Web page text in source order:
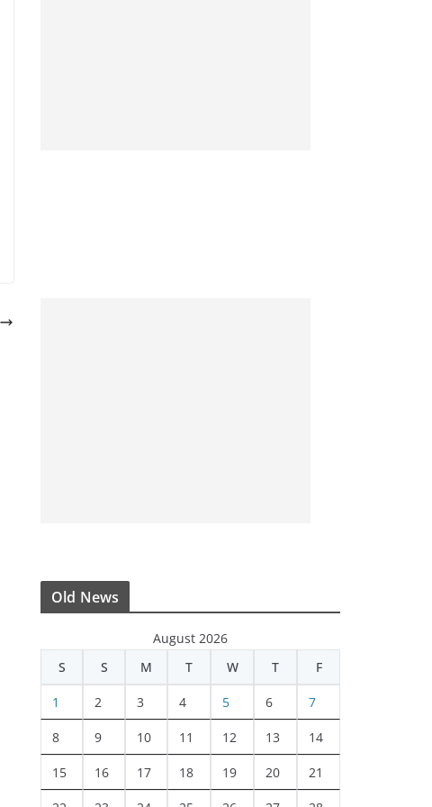
Old News
August 2026
S
S M T W T F
1 2 3 4 5 6 7
8 9 10 11 12 13 14
15 16 17 18 19 20 21